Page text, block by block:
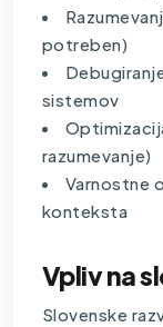
potreben)
sistemov
razumevanje)
Varnostne
konteksta
Vpliv na
Slovenske